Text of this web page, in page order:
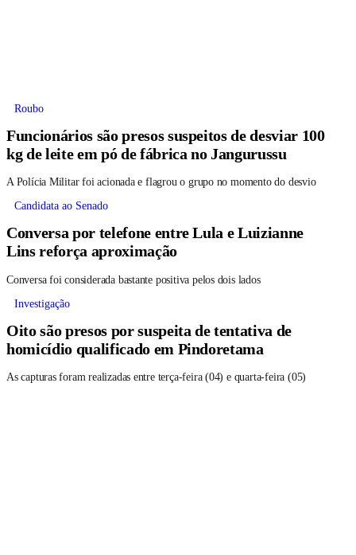
Roubo
Funcionários são presos suspeitos de desviar 100
kg de leite em pó de fábrica no Jangurussu
A Polícia Militar foi acionada e flagrou o grupo no momento do desvio
Candidata ao Senado
Conversa por telefone entre Lula e Luizianne
Lins reforça aproximação
Conversa foi considerada bastante positiva pelos dois lados
Investigação
Oito são presos por suspeita de tentativa de
homicídio qualificado em Pindoretama
As capturas foram realizadas entre terça-feira (04) e quarta-feira (05)